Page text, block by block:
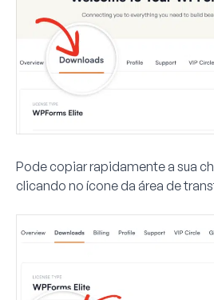
Pode copiar rapidamente a sua
clicando no ícone da área de